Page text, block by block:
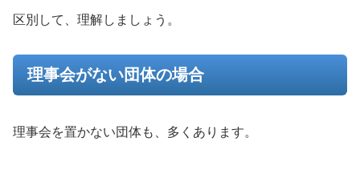
区別して、理解しましょう。
理事会がない団体の場合
理事会を置かない団体も、多くあります。